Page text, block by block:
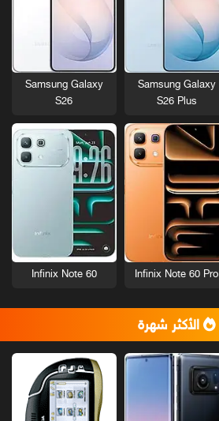
Samsung Galaxy
S26 Plus
Samsung Galaxy
S26
Infinix Note 60 Pro
Infinix Note 60
الأكثر شهرة